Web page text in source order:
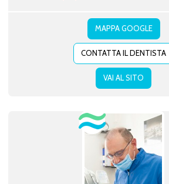
MAPPA GOOGLE
CONTATTA IL DENTISTA
VAI AL SITO